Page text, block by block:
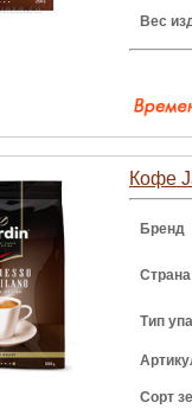
Вес
Кофе
Бренд
Тип
Сорт